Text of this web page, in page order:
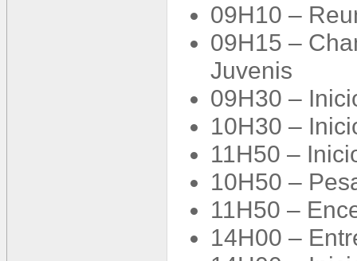
09H10 –
09H15 –
Juvenis
09H30 –
10H30 –
11H50 –
10H50 –
11H50 –
14H00 –